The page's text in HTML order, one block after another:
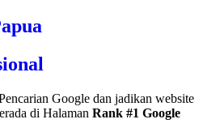
Google dan jadikan website
di Halaman Rank #1 Google